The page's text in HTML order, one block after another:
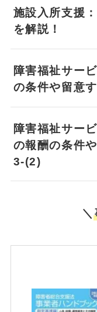
施設入所支援
を解説！
障害福祉サー
の条件や留意
障害福祉サー
の報酬の条件
3-(2)
＼